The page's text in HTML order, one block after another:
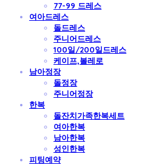
77-99 드레스
여아드레스
돌드레스
주니어드레스
100일/200일드레스
케이프,볼레로
남아정장
돌정장
주니어정장
한복
돌잔치가족한복세트
여아한복
남아한복
성인한복
피팅예약